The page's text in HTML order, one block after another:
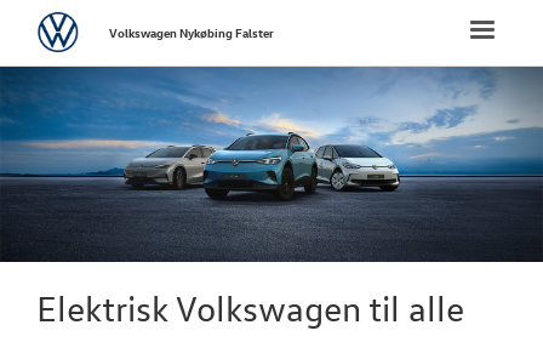
FORSIDE
NYE
Bestil
Byg din
Toggle
VolkswagenVolkswagen Nykøbing Falster
Elektrisk Volkswagen til alle